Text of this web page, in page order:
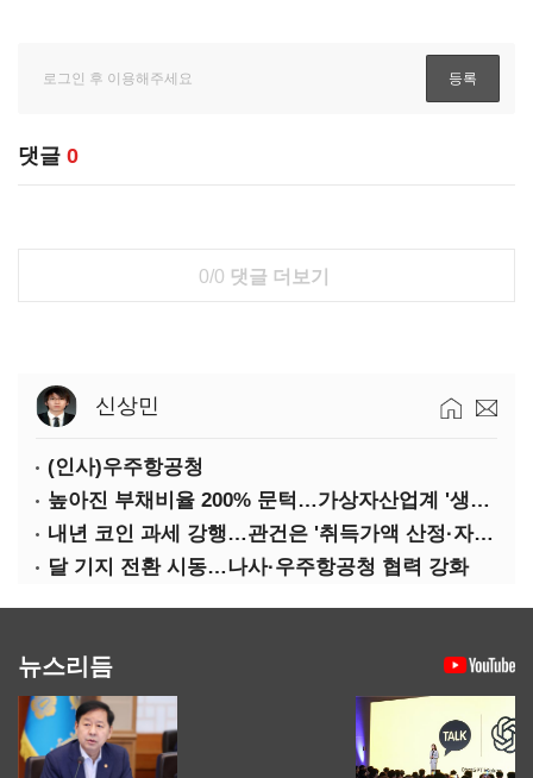
댓글 0
0/0 댓글 더보기
신상민
(인사)우주항공청
높아진 부채비율 200% 문턱…가상자산업계 '생존 시험대'
내년 코인 과세 강행…관건은 '취득가액 산정·자산 이동'
달 기지 전환 시동…나사·우주항공청 협력 강화
뉴스리듬